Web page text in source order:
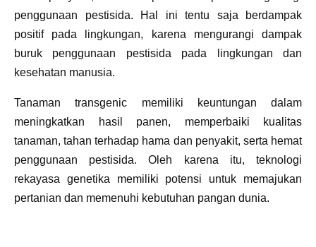
penggunaan pestisida. Hal ini tentu saja berdampak
positif pada lingkungan, karena mengurangi dampak
buruk penggunaan pestisida pada lingkungan dan
kesehatan manusia.
Tanaman transgenic memiliki keuntungan dalam
meningkatkan hasil panen, memperbaiki kualitas
tanaman, tahan terhadap hama dan penyakit, serta hemat
penggunaan pestisida. Oleh karena itu, teknologi
rekayasa genetika memiliki potensi untuk memajukan
pertanian dan memenuhi kebutuhan pangan dunia.